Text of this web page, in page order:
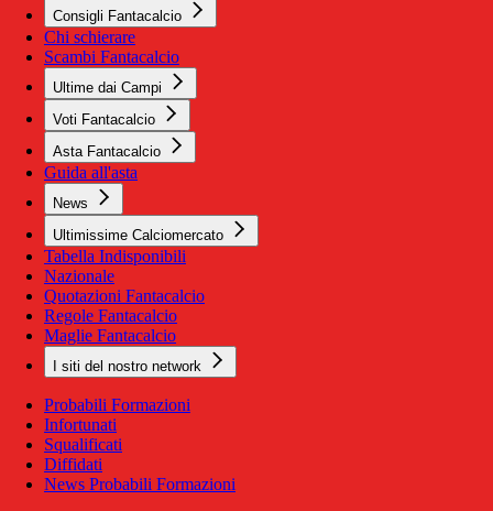
Consigli Fantacalcio
Chi schierare
Scambi Fantacalcio
Ultime dai Campi
Voti Fantacalcio
Asta Fantacalcio
Guida all'asta
News
Ultimissime Calciomercato
Tabella Indisponibili
Nazionale
Quotazioni Fantacalcio
Regole Fantacalcio
Maglie Fantacalcio
I siti del nostro network
Probabili Formazioni
Infortunati
Squalificati
Diffidati
News Probabili Formazioni